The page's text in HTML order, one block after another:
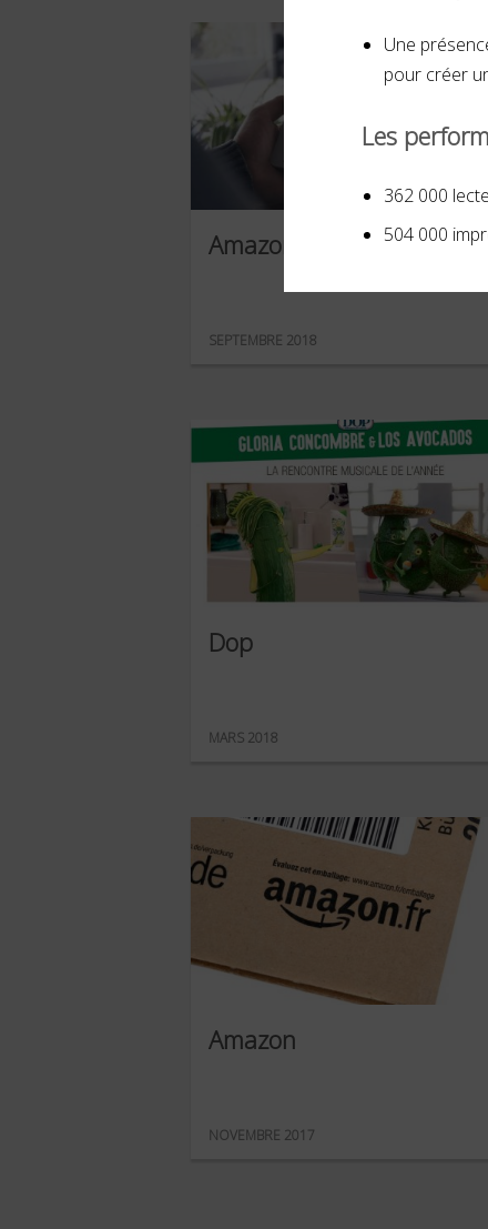
Une
pour créer
Les
362 000
504 000
Amazon Prime
SEPTEMBRE 2018
Dop
MARS 2018
Amazon
NOVEMBRE 2017